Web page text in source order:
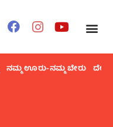
ನಮ್ಮ ಊರು-ನಮ್ಮ ಬೇರು ದೇಶ